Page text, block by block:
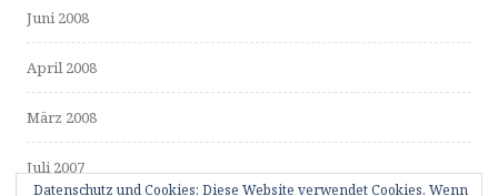
Juni 2008
April 2008
März 2008
Juli 2007
Datenschutz und Cookies: Diese Website verwendet Cookies. Wenn